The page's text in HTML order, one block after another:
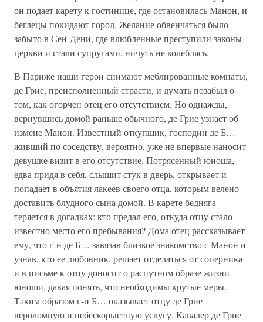
он подает карету к гостинице, где остановилась Манон, и
беглецы покидают город. Желание обвенчаться было
забыто в Сен-Дени, где влюбленные преступили законы
церкви и стали супругами, ничуть не колеблясь.
В Париже наши герои снимают меблированные комнаты,
де Грие, преисполненный страсти, и думать позабыл о
том, как огорчен отец его отсутствием. Но однажды,
вернувшись домой раньше обычного, де Грие узнает об
измене Манон. Известный откупщик, господин де Б…
живший по соседству, вероятно, уже не впервые наносит
девушке визит в его отсутствие. Потрясенный юноша,
едва придя в себя, слышит стук в дверь, открывает и
попадает в объятия лакеев своего отца, которым велено
доставить блудного сына домой. В карете бедняга
теряется в догадках: кто предал его, откуда отцу стало
известно место его пребывания? Дома отец рассказывает
ему, что г-н де Б… завязав близкое знакомство с Манон и
узнав, кто ее любовник, решает отделаться от соперника
и в письме к отцу доносит о распутном образе жизни
юноши, давая понять, что необходимы крутые меры.
Таким образом г-н Б… оказывает отцу де Грие
вероломную и небескорыстную услугу. Кавалер де Грие